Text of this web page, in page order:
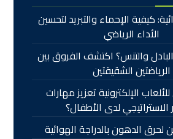
كيفية الإحماء والتبريد لتحسين
الأداء الرياضي
والتنس؟ اكتشف الفروق بين
الرياضتين الشقيقتين
الإلكترونية تعزيز مهارات
الاستراتيجي لدى الأطفال؟
لحرق الدهون بالدراجة الهوائية